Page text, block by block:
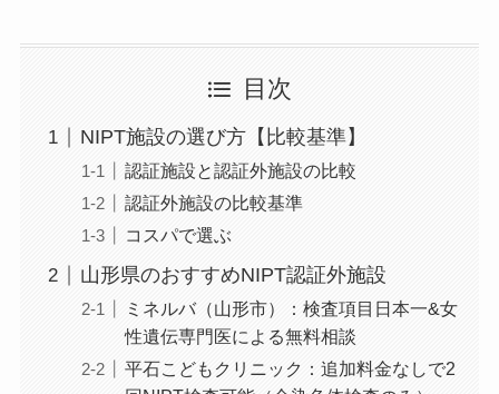
目次
NIPT施設の選び方【比較基準】
認証施設と認証外施設の比較
認証外施設の比較基準
コスパで選ぶ
山形県のおすすめNIPT認証外施設
ミネルバ（山形市）：検査項目日本一&女
性遺伝専門医による無料相談
平石こどもクリニック：追加料金なしで2